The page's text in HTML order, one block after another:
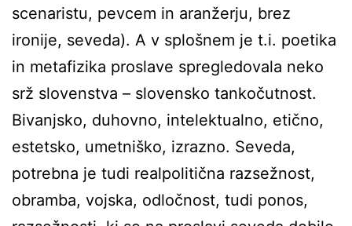
scenaristu, pevcem in aranžerju, brez
ironije, seveda). A v splošnem je t.i. poetika
in metafizika proslave spregledovala neko
srž slovenstva – slovensko tankočutnost.
Bivanjsko, duhovno, intelektualno, etično,
estetsko, umetniško, izrazno. Seveda,
potrebna je tudi realpolitična razsežnost,
obramba, vojska, odločnost, tudi ponos,